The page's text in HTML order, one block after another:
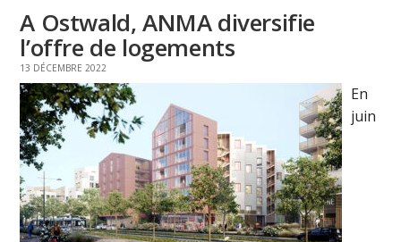
A Ostwald, ANMA diversifie
l’offre de logements
13 DÉCEMBRE 2022
En
juin